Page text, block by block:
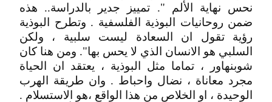
نحس نهاية الألم ". تمييز جدير بالدراسة.. هذه
ضمن روحانيات البوذية الفلسفية . وتطرح البوذية
رؤية تقول ان السعادة ليست سلبية ، ولكن
السلبي هو الانسان الذي لا يحس بها". ومن هنا كان
شوبنهاور ، تماما مثل البوذية ، يعتقد ان الحياة
مجرد معاناة ، نضال واحباط . وان طريقة الهرب
الوحيدة ، او الخلاص من هذا الواقع ،هو الاستسلام .